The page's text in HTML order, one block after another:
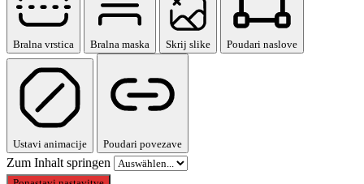
Bralna vrstica Bralna maska Skrij slike Poudari naslove
Ustavi animacije Poudari povezave
Zum Inhalt springen